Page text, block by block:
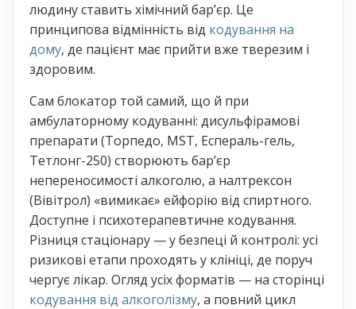
людину ставить хімічний барʼєр. Це
принципова відмінність від кодування на
дому, де пацієнт має прийти вже тверезим і
здоровим.
Сам блокатор той самий, що й при
амбулаторному кодуванні: дисульфірамові
препарати (Торпедо, MST, Еспераль-гель,
Тетлонг-250) створюють барʼєр
непереносимості алкоголю, а налтрексон
(Вівітрол) «вимикає» ейфорію від спиртного.
Доступне і психотерапевтичне кодування.
Різниця стаціонару — у безпеці й контролі: усі
ризикові етапи проходять у клініці, де поруч
чергує лікар. Огляд усіх форматів — на сторінці
кодування від алкоголізму, а повний цикл